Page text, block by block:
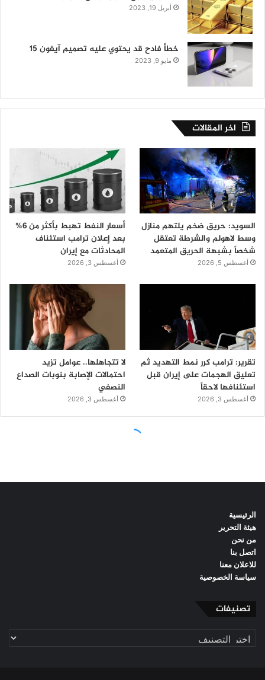
الرئيسية
هيئة التحرير
من نحن
اتصل بنا
للاعلان معنا
سياسة الخصوصية
تصنيفات
تصنيفات